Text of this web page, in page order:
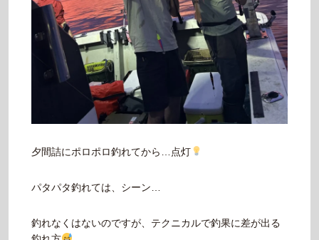
夕間詰にポロポロ釣れてから…点灯
パタパタ釣れては、シーン…
釣れなくはないのですが、テクニカルで釣果に差が出る